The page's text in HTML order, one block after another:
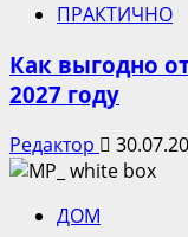
ПРАКТИЧНО
Как выгодно
2027 году
Редактор
ДОМ